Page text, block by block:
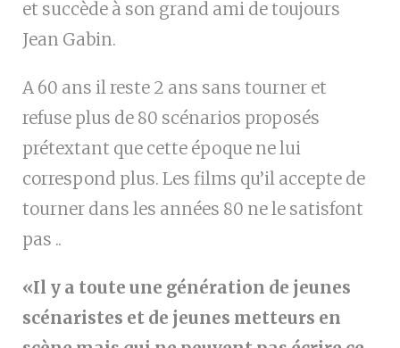
et succède à son grand ami de toujours
Jean Gabin.
A 60 ans il reste 2 ans sans tourner et
refuse plus de 80 scénarios proposés
prétextant que cette époque ne lui
correspond plus. Les films qu’il accepte de
tourner dans les années 80 ne le satisfont
pas ..
«Il y a toute une génération de jeunes
scénaristes et de jeunes metteurs en